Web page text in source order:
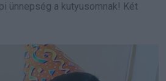
ünnepség a kutyusomnak! Két